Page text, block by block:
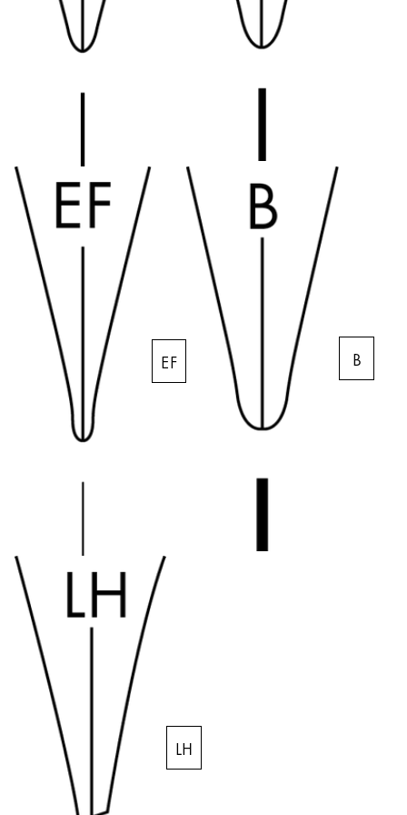
Entreprise
Corporate Culture
Esprit pionnier
Carrière
À propos de votre commande
FR
Global
La région « Global » couvre les pays où Lamy
Europe
Romania
română
Sweden
svenska
Türkiye
Türkçe
Amérique centrale & Caraïbes
Cette région répertorie les pays et les langues
Créer un compte
Créer un compte
EF B
LH